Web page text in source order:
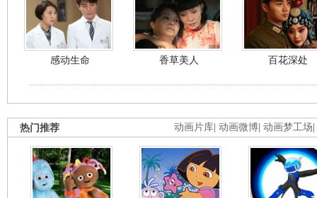
感动生命 香草美人 百花深处
动画片库 动画微博 动画梦工场
热门推荐